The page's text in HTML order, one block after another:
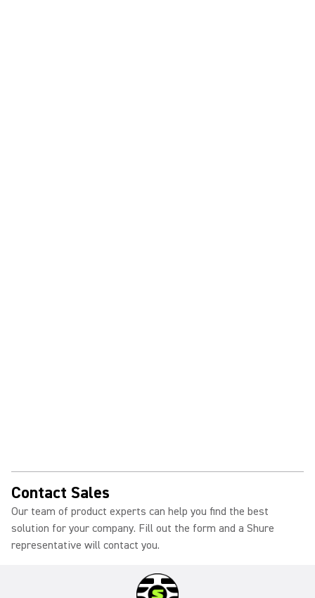
Contact Sales
Our team of product experts can help you find the best
solution for your company. Fill out the form and a Shure
representative will contact you.